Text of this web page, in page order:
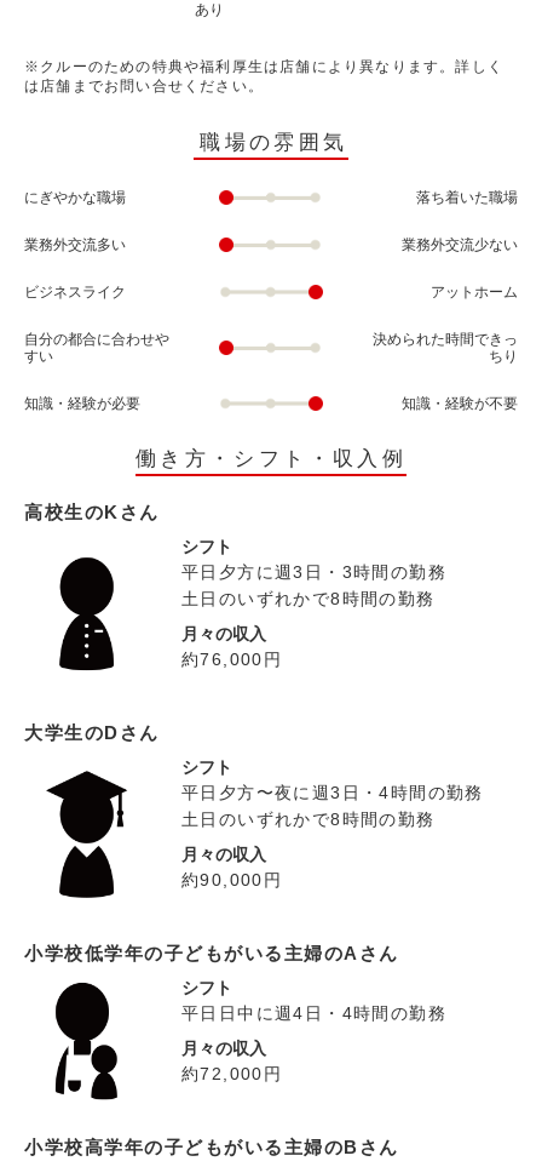
あり
※クルーのための特典や福利厚生は店舗により異なります。詳しく
は店舗までお問い合せください。
職場の雰囲気
にぎやかな職場 落ち着いた職場
業務外交流多い 業務外交流少ない
ビジネスライク アットホーム
自分の都合に合わせや
すい
決められた時間できっ
ちり
知識・経験が必要 知識・経験が不要
働き方・シフト・収入例
高校生のKさん
シフト
平日夕方に週3日・3時間の勤務
土日のいずれかで8時間の勤務
月々の収入
約76,000円
大学生のDさん
シフト
平日夕方〜夜に週3日・4時間の勤務
土日のいずれかで8時間の勤務
月々の収入
約90,000円
小学校低学年の子どもがいる主婦のAさん
シフト
平日日中に週4日・4時間の勤務
月々の収入
約72,000円
小学校高学年の子どもがいる主婦のBさん